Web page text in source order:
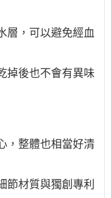
層，可以避免經血
掉後也不會有異味
，整體也相當好清
節材質與獨創專利